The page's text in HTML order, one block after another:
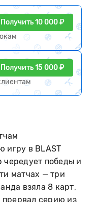
Получить 10 000 ₽
Получить 15 000 ₽
игру в BLAST
чередует победы и
матчах — три
взяла 8 карт,
прервал серию из